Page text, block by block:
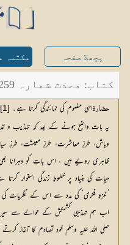
پچھلا صفحہ مکتبہ
کتاب: محدث شمارہ 259 - صفحہ 33
حضارةاسی مفہوم کی نمائندگی کرتا ہے۔ [1]
یہ بات واضح ہونے کے بعد کہ تہذیب و
وباش، طرزِ معاشرت، طرزِ معیشت، طرزِ
ظاہری رویے ہیں ، اس بات کو دہرانا بھی
حیات کی بنیاد پر خطوطِ زندگی استوار
’غزوِ فکری‘ کی مدد سے اس کے نظریات کی
اب ہم تہذیبی کشمکش کے حوالے سے
صلی اللہ علیہ وسلم خود تصادم کا آغاز